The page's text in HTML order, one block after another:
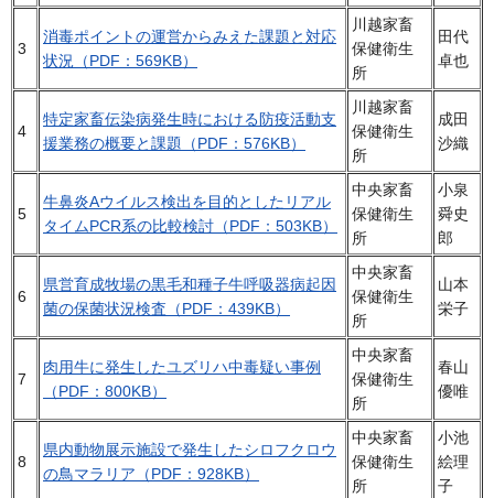
3
消毒ポイントの運営からみえた課題と対応
状況（PDF：569KB）
川越家畜
保健衛生
所
田代
卓也
4
特定家畜伝染病発生時における防疫活動支
援業務の概要と課題（PDF：576KB）
川越家畜
保健衛生
所
成田
沙織
5
牛鼻炎Aウイルス検出を目的としたリアル
タイムPCR系の比較検討（PDF：503KB）
中央家畜
保健衛生
所
小泉
舜史
郎
6
県営育成牧場の黒毛和種子牛呼吸器病起因
菌の保菌状況検査（PDF：439KB）
中央家畜
保健衛生
所
山本
栄子
7
肉用牛に発生したユズリハ中毒疑い事例
（PDF：800KB）
中央家畜
保健衛生
所
春山
優唯
8
県内動物展示施設で発生したシロフクロウ
の鳥マラリア（PDF：928KB）
中央家畜
保健衛生
所
小池
絵理
子